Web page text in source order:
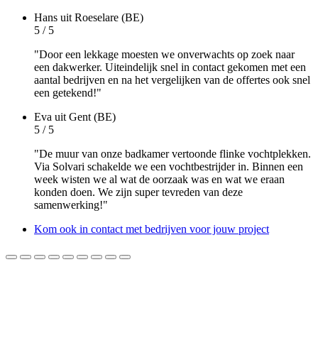
Hans uit Roeselare (BE)
5 / 5
"Door een lekkage moesten we onverwachts op zoek naar
een dakwerker. Uiteindelijk snel in contact gekomen met een
aantal bedrijven en na het vergelijken van de offertes ook snel
een getekend!"
Eva uit Gent (BE)
5 / 5
"De muur van onze badkamer vertoonde flinke vochtplekken.
Via Solvari schakelde we een vochtbestrijder in. Binnen een
week wisten we al wat de oorzaak was en wat we eraan
konden doen. We zijn super tevreden van deze
samenwerking!"
Kom ook in contact met bedrijven voor jouw project